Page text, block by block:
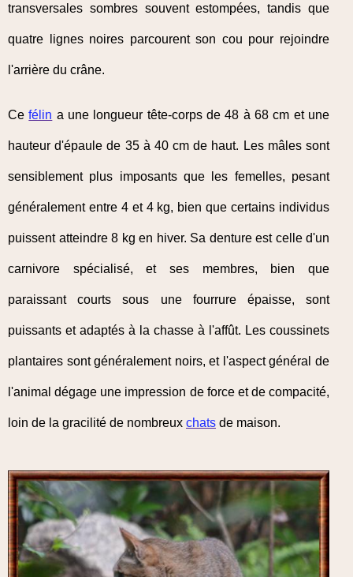
transversales sombres souvent estompées, tandis que
quatre lignes noires parcourent son cou pour rejoindre
l'arrière du crâne.
Cefélin a une longueur tête-corps de 48 à 68 cm et une
hauteur d'épaule de 35 à 40 cm de haut. Les mâles sont
sensiblement plus imposants que les femelles, pesant
généralement entre 4 et 4 kg, bien que certains individus
puissent atteindre 8 kg en hiver. Sa denture est celle d'un
carnivore spécialisé, et ses membres, bien que
paraissant courts sous une fourrure épaisse, sont
puissants et adaptés à la chasse à l'affût. Les coussinets
plantaires sont généralement noirs, et l'aspect général de
l'animal dégage une impression de force et de compacité,
loin de la gracilité de nombreux chats de maison.